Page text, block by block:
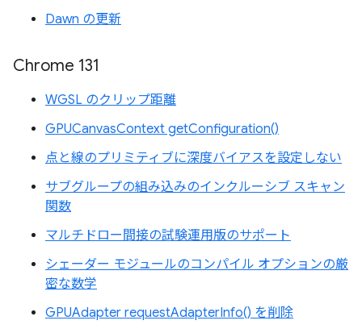
Dawn の更新
Chrome 131
WGSL のクリップ距離
GPUCanvasContext getConfiguration()
点と線のプリミティブに深度バイアスを設定しない
サブグループの組み込みのインクルーシブ スキャン
関数
マルチドロー間接の試験運用版のサポート
シェーダー モジュールのコンパイル オプションの厳
密な数学
GPUAdapter requestAdapterInfo() を削除